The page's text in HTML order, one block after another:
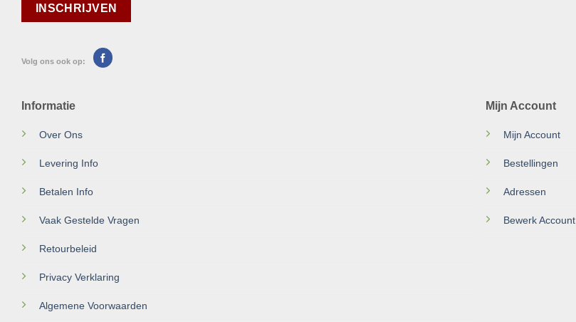
Volg ons ook op:
Informatie
Over Ons
Levering Info
Betalen Info
Vaak Gestelde Vragen
Retourbeleid
Privacy Verklaring
Algemene Voorwaarden
Mijn Account
Mijn Account
Bestellingen
Adressen
Bewerk Account